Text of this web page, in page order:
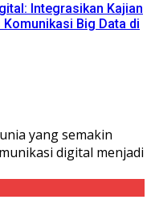
Integrasikan Kajian
Big Data di
yang semakin
digital menjadi